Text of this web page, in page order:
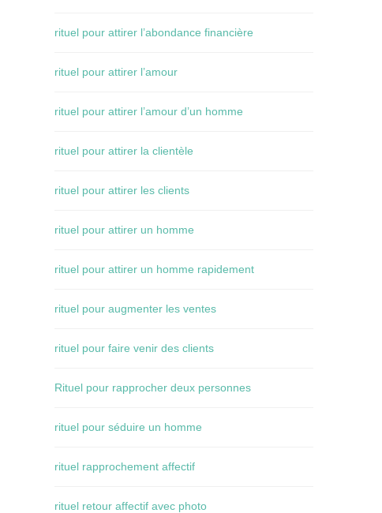
rituel pour attirer l’abondance financière
rituel pour attirer l’amour
rituel pour attirer l’amour d’un homme
rituel pour attirer la clientèle
rituel pour attirer les clients
rituel pour attirer un homme
rituel pour attirer un homme rapidement
rituel pour augmenter les ventes
rituel pour faire venir des clients
Rituel pour rapprocher deux personnes
rituel pour séduire un homme
rituel rapprochement affectif
rituel retour affectif avec photo